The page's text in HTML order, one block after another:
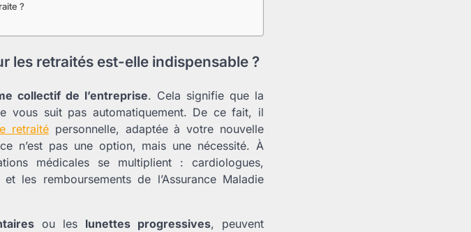
?
les retraités est-elle indispensable ?
collectif de l’entreprise. Cela signifie que la
vous suit pas automatiquement. De ce fait, il
retraitépersonnelle, adaptée à votre nouvelle
n’est pas une option, mais une nécessité. À
médicales se multiplient : cardiologues,
les remboursements de l’Assurance Maladie
ou les lunettes progressives, peuvent